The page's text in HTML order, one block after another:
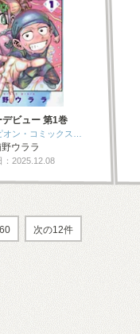
デビュー 第1巻
オン・コミックス…
ウララ
：2025.12.08
60 次の12件